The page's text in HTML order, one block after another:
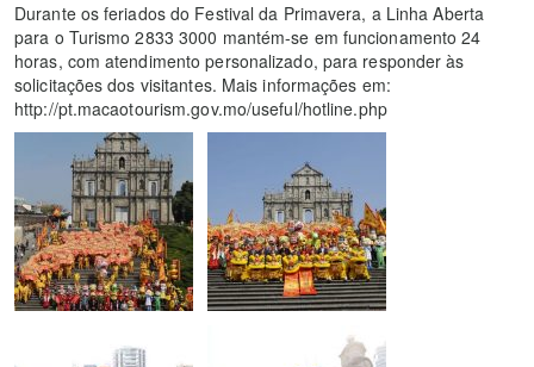
Durante os feriados do Festival da Primavera, a Linha Aberta
para o Turismo 2833 3000 mantém-se em funcionamento 24
horas, com atendimento personalizado, para responder às
solicitações dos visitantes. Mais informações em:
http://pt.macaotourism.gov.mo/useful/hotline.php